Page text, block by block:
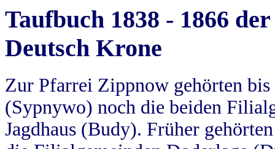
Taufbuch 1838 - 1866
Deutsch Krone
Zur Pfarrei Zippnow gehörten
(Sypnywo) noch die beiden
Jagdhaus (Budy). Früher